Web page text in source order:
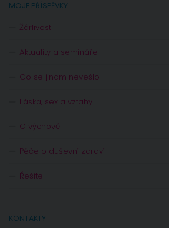
MOJE PŘÍSPĚVKY
Žárlivost
Aktuality a semináře
Co se jinam nevešlo
Láska, sex a vztahy
O výchově
Péče o duševní zdraví
Řešíte
KONTAKTY